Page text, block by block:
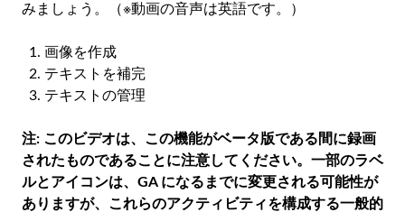
みましょう。（※動画の音声は英語です。）
画像を作成
テキストを補完
テキストの管理
注: このビデオは、この機能がベータ版である間に録画
されたものであることに注意してください。一部のラベ
ルとアイコンは、GA になるまでに変更される可能性が
ありますが、これらのアクティビティを構成する一般的